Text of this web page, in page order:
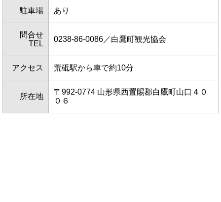
駐車場 あり
問合せ
TEL
0238-86-0086／白鷹町観光協会
アクセス 荒砥駅から車で約10分
所在地
〒992-0774 山形県西置賜郡白鷹町山口４０
０６